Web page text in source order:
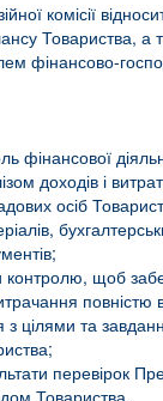
комісії
Товариства, а
фінансово-
фінансової
доходів і
осіб
контролю, щоб
повністю
з цілями та
перевірок
Товариства.